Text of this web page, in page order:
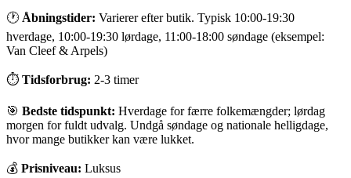
🕐 Åbningstider: Varierer efter butik. Typisk 10:00-19:30
hverdage, 10:00-19:30 lørdage, 11:00-18:00 søndage (eksempel:
Van Cleef & Arpels)
⏱ Tidsforbrug: 2-3 timer
🎯 Bedste tidspunkt: Hverdage for færre folkemængder; lørdag
morgen for fuldt udvalg. Undgå søndage og nationale helligdage,
hvor mange butikker kan være lukket.
💰 Prisniveau: Luksus